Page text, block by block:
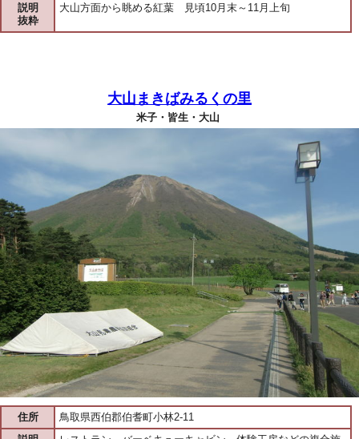
説明
抜粋
大山方面から眺める紅葉 見頃10月末～11月上旬
大山まきばみるくの里
米子・皆生・大山
住所
鳥取県西伯郡伯耆町小林2-11